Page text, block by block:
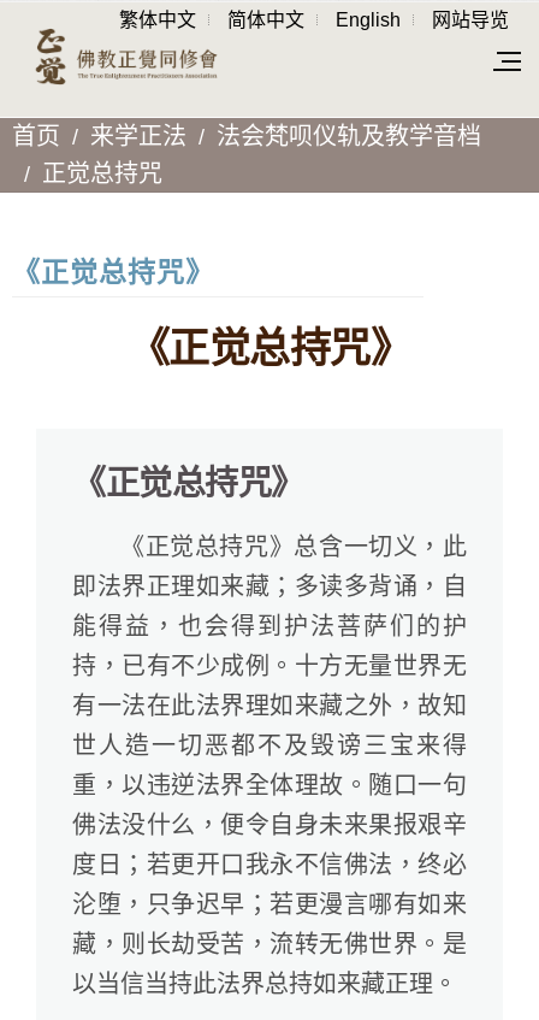
繁体中文 简体中文 English 网站导览
首页 来学正法
法会梵呗仪轨及教学音档
正觉总持咒
《正觉总持咒》
《正觉总持咒》
《正觉总持咒》
《正觉总持咒》总含一切义，此
即法界正理如来藏；多读多背诵，自
能得益，也会得到护法菩萨们的护
持，已有不少成例。十方无量世界无
有一法在此法界理如来藏之外，故知
世人造一切恶都不及毁谤三宝来得
重，以违逆法界全体理故。随口一句
佛法没什么，便令自身未来果报艰辛
度日；若更开口我永不信佛法，终必
沦堕，只争迟早；若更漫言哪有如来
藏，则长劫受苦，流转无佛世界。是
以当信当持此法界总持如来藏正理。